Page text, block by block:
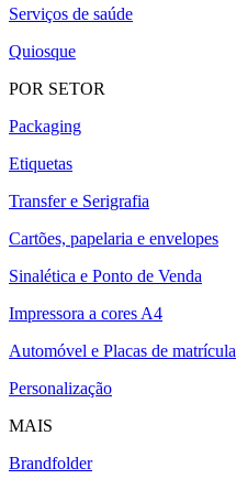
Serviços de saúde
Quiosque
POR SETOR
Packaging
Etiquetas
Transfer e Serigrafia
Cartões, papelaria e envelopes
Sinalética e Ponto de Venda
Impressora a cores A4
Automóvel e Placas de matrícula
Personalização
MAIS
Brandfolder